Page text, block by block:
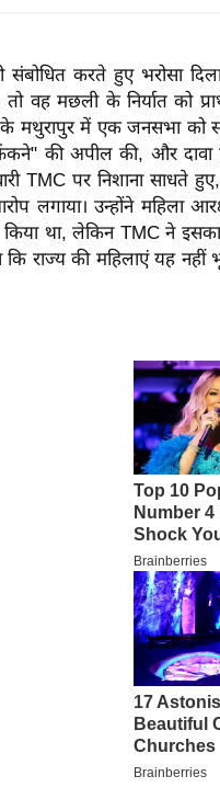
संबोधित करते हुए भरोसा
वह मछली के निर्यात को
के मथुरापुर में एक जनसभा को
की अपील की, और दावा
TMC पर निशाना साधते हुए,
लगाया। उन्होंने महिला
था, लेकिन TMC ने इसका
राज्य की महिलाएं यह नहीं